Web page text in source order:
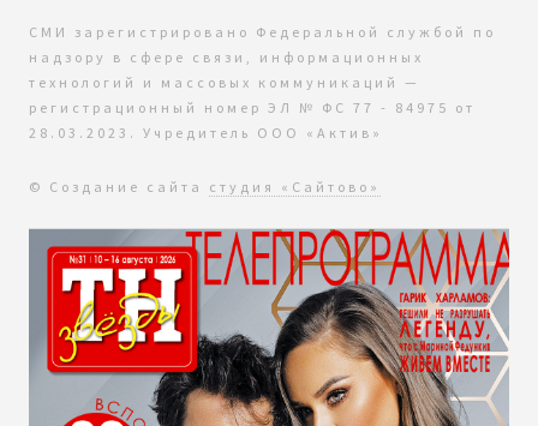
СМИ зарегистрировано Федеральной службой по
надзору в сфере связи, информационных
технологий и массовых коммуникаций —
регистрационный номер ЭЛ № ФС 77 - 84975 от
28.03.2023. Учредитель ООО «Актив»
© Создание сайта студия «Сайтово»